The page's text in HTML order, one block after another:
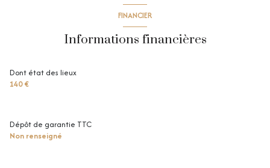
FINANCIER
Informations financières
Dont état des lieux
140 €
Dépôt de garantie TTC
Non renseigné